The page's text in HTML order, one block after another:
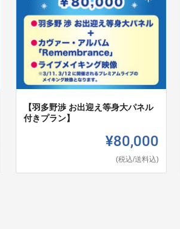
【羽多野渉 お出迎え等身大パネル
付きプラン】
¥80,000
(税込/送料込)